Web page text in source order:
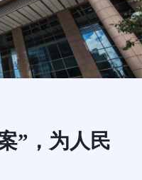
”，为人民